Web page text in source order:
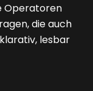
Operatoren
die auch
lesbar